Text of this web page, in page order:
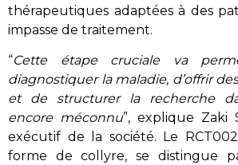
thérapeutiques adaptées à des
impasse de traitement.
“Cette étape cruciale va
diagnostiquer la maladie, d’offrir
et de structurer la recherche
encore méconnu”, explique Zaki
exécutif de la société. Le
forme de collyre, se distingue